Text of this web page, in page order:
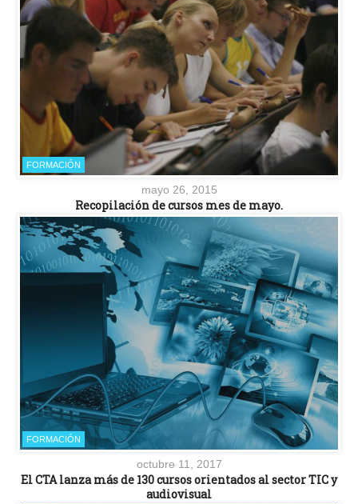
FORMACIÓN
mayo 26, 2015
Recopilación de cursos mes de mayo.
FORMACIÓN
octubre 11, 2017
El CTA lanza más de 130 cursos orientados al sector TIC y
audiovisual